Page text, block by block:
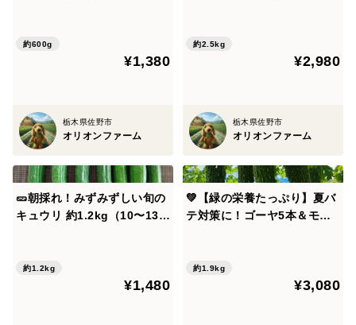
また、当農園は完全農薬化学肥料不使用栽培をしてお
なお、4日以内に配送としておりますが、可能な限り早
めに出荷いたします。
ご希望の日程等ございましたら、備考欄にてお知らせく
ださい。
肥料不使用🫑【朝どれ】
約600g
¥1,380
栃木県佐野市
オリオンファーム
成肥料不使用🥒
約2.5kg
¥2,980
栃木県佐野市
オリオンファーム
🥒朝採れ！みずみずしい旬の
キュウリ 約1.2kg（10〜13本
成肥料不使用🥒
約1.2kg
¥1,480
💚【緑の栄養たっぷり】夏バ
テ対策に！ゴーヤ5本＆モロ
💚
約1.9kg
¥3,080